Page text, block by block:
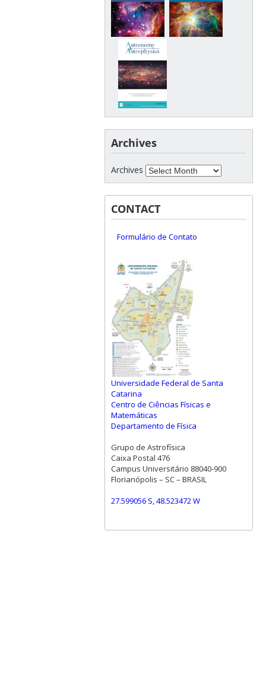
Archives
Archives
CONTACT
Formulário de Contato
Universidade Federal de Santa
Catarina
Centro de Ciências Físicas e
Matemáticas
Departamento de Física
Grupo de Astrofísica
Caixa Postal 476
Campus Universitário 88040-900
Florianópolis – SC – BRASIL
27.599056 S, 48.523472 W